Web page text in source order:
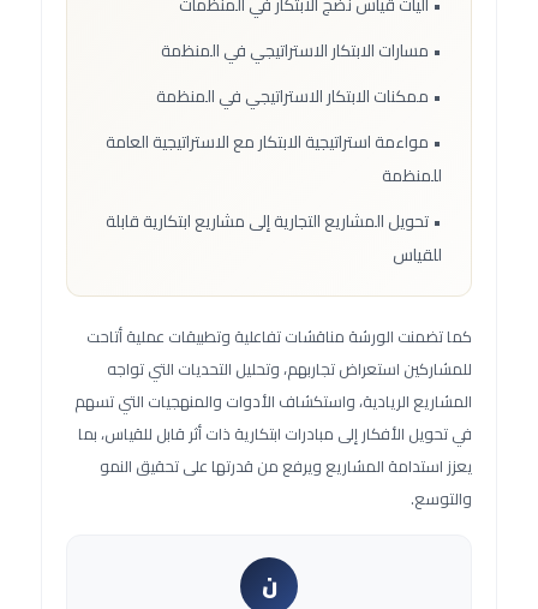
• مسارات الابتكار الاستراتيجي في المنظمة
• ممكنات الابتكار الاستراتيجي في المنظمة
• مواءمة استراتيجية الابتكار مع الاستراتيجية العامة
للمنظمة
• تحويل المشاريع التجارية إلى مشاريع ابتكارية قابلة
للقياس
كما تضمنت الورشة مناقشات تفاعلية وتطبيقات عملية أتاحت
للمشاركين استعراض تجاربهم، وتحليل التحديات التي تواجه
المشاريع الريادية، واستكشاف الأدوات والمنهجيات التي تسهم
في تحويل الأفكار إلى مبادرات ابتكارية ذات أثر قابل للقياس، بما
يعزز استدامة المشاريع ويرفع من قدرتها على تحقيق النمو
والتوسع.
ن